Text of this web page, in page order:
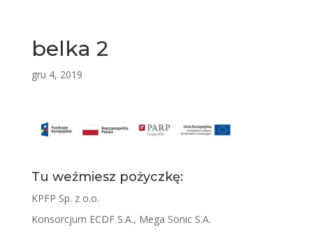
belka 2
gru 4, 2019
Tu weźmiesz pożyczkę:
KPFP Sp. z o.o.
Konsorcjum ECDF S.A., Mega Sonic S.A.